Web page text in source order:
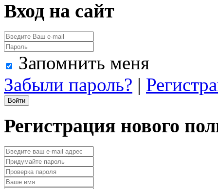
Вход на сайт
Запомнить меня
Забыли пароль? |
Регистрация нового